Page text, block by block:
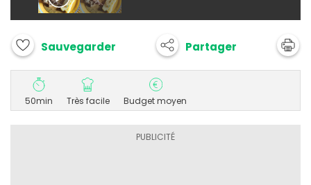
Sauvegarder Partager
50min Très facile Budget moyen